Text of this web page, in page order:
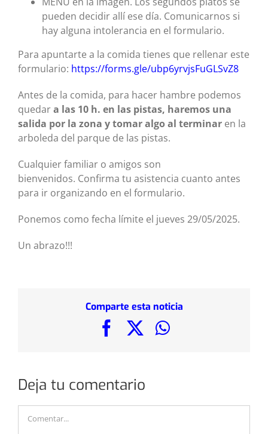
pueden decidir allí ese día. Comunicarnos si
hay alguna intolerancia en el formulario.
Para apuntarte a la comida tienes que rellenar este
formulario: https://forms.gle/ubp6yrvjsFuGLSvZ8
Antes de la comida, para hacer hambre podemos
quedara las 10 h. en las pistas, haremos una
salida por la zona y tomar algo al terminar en la
arboleda del parque de las pistas.
Cualquier familiar o amigos son
bienvenidos. Confirma tu asistencia cuanto antes
para ir organizando en el formulario.
Ponemos como fecha límite el jueves 29/05/2025.
Un abrazo!!!
Comparte esta noticia
FacebookWhatsApp
Deja tu comentario